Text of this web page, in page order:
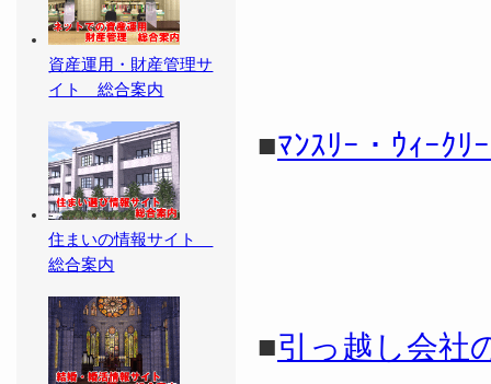
■ﾏﾝｽﾘｰ・ｳｨｰｸﾘ
■引っ越し会社
資産運用・財産管理サ
イト 総合案内
住まいの情報サイト
総合案内